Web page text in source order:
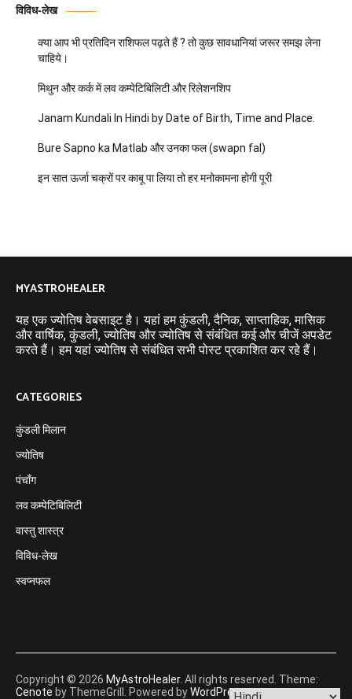
विविध-लेख
क्या आप भी प्रतिदिन राशिफल पढ़ते हैं ? तो कुछ सावधानियां जरूर समझ लेना
चाहिये।
मिथुन और कर्क में लव कम्पेटिबिलिटी और रिलेशनशिप
Janam Kundali In Hindi by Date of Birth, Time and Place.
Bure Sapno ka Matlab और उनका फल (swapn fal)
इन सात ऊर्जा चक्रों पर काबू पा लिया तो हर मनोकामना होगी पूरी
MYASTROHEALER
यह एक ज्योतिष वेबसाइट है। यहां हम कुंडली, दैनिक, साप्ताहिक, मासिक
और वार्षिक, कुंडली, ज्योतिष और ज्योतिष से संबंधित कई और चीजें अपडेट
करते हैं। हम यहां ज्योतिष से संबंधित सभी पोस्ट प्रकाशित कर रहे हैं।
CATEGORIES
कुंडली मिलान
ज्योतिष
पंचाँग
लव कम्पेटिबिलिटी
वास्तु शास्त्र
विविध-लेख
स्वप्नफल
Copyright © 2026 MyAstroHealer. All rights reserved. Theme:
Cenote by ThemeGrill. Powered byWordPress.